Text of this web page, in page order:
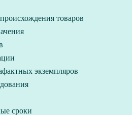
товаров
экземпляров
сроки